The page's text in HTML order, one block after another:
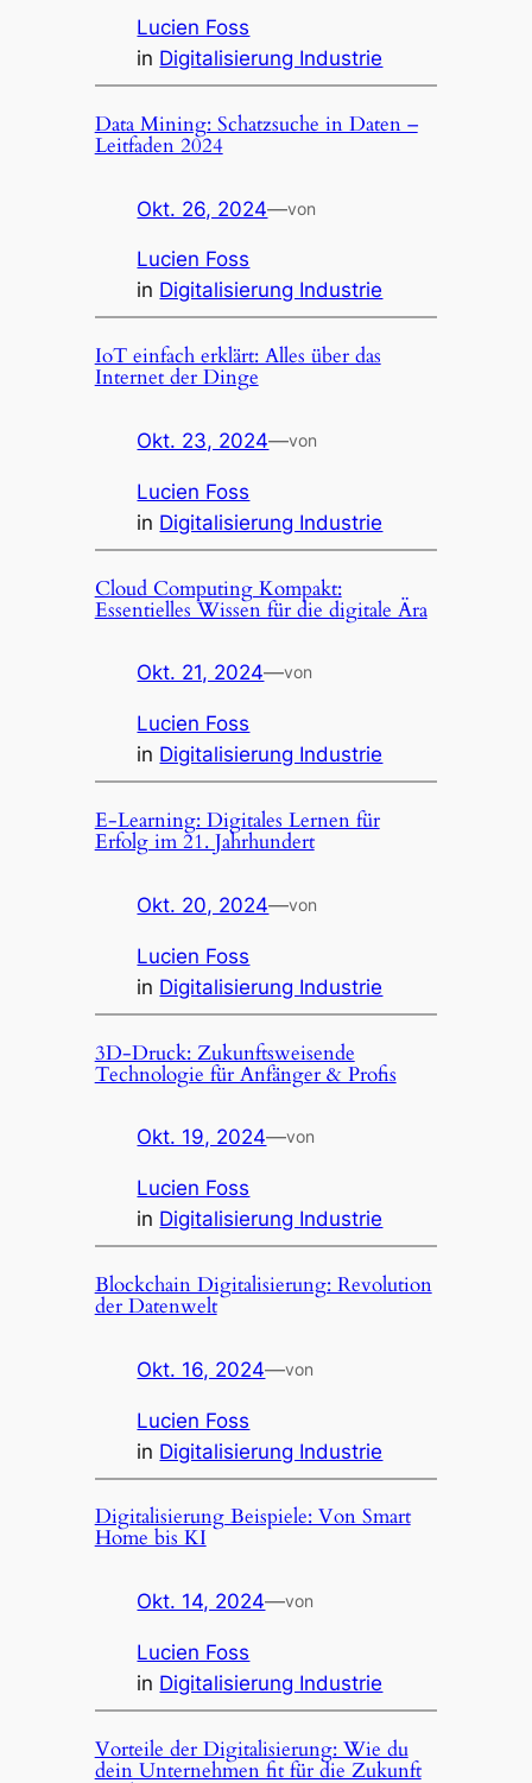
Lucien Foss
in Digitalisierung Industrie
Data Mining: Schatzsuche in Daten –
Leitfaden 2024
Okt. 26, 2024—von
Lucien Foss
in Digitalisierung Industrie
IoT einfach erklärt: Alles über das
Internet der Dinge
Okt. 23, 2024—von
Lucien Foss
in Digitalisierung Industrie
Cloud Computing Kompakt:
Essentielles Wissen für die digitale Ära
Okt. 21, 2024—von
Lucien Foss
in Digitalisierung Industrie
E-Learning: Digitales Lernen für
Erfolg im 21. Jahrhundert
Okt. 20, 2024—von
Lucien Foss
in Digitalisierung Industrie
3D-Druck: Zukunftsweisende
Technologie für Anfänger & Profis
Okt. 19, 2024—von
Lucien Foss
in Digitalisierung Industrie
Blockchain Digitalisierung: Revolution
der Datenwelt
Okt. 16, 2024—von
Lucien Foss
in Digitalisierung Industrie
Digitalisierung Beispiele: Von Smart
Home bis KI
Okt. 14, 2024—von
Lucien Foss
in Digitalisierung Industrie
Vorteile der Digitalisierung: Wie du
dein Unternehmen fit für die Zukunft